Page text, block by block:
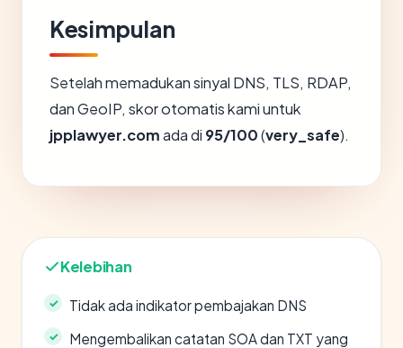
Kesimpulan
Setelah memadukan sinyal DNS, TLS, RDAP,
dan GeoIP, skor otomatis kami untuk
jpplawyer.comada di 95/100(very_safe).
Kelebihan
Tidak ada indikator pembajakan DNS
Mengembalikan catatan SOA dan TXT yang